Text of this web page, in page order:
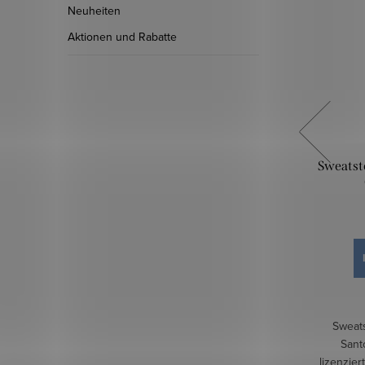
Neuheiten
Aktionen und Rabatte